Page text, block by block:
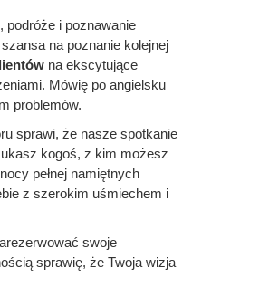
podróże i poznawanie
na poznanie kolejnej
na ekscytujące
Mówię po angielsku
problemów.
sprawi, że nasze spotkanie
kogoś, z kim możesz
pełnej namiętnych
z szerokim uśmiechem i
swoje
sprawię, że Twoja wizja